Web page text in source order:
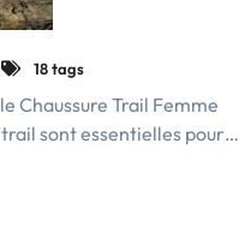
18 tags
Chaussure Trail Femme
sont essentielles pour…